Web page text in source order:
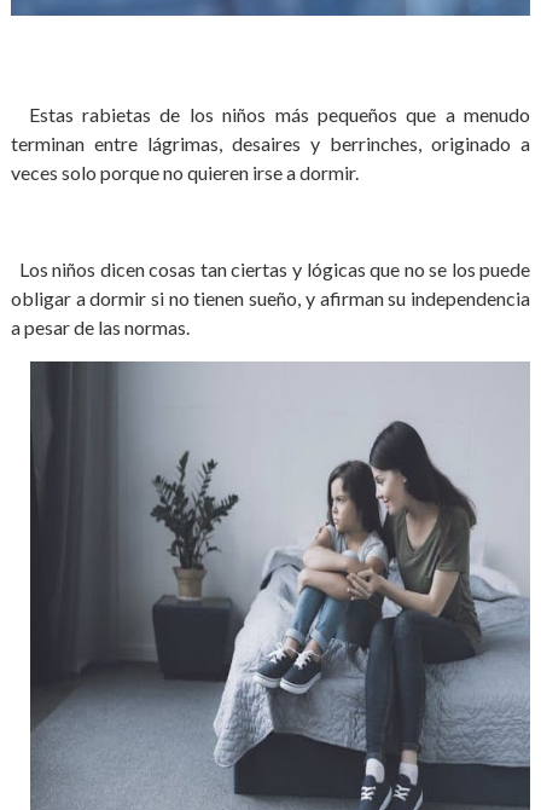
Estas rabietas de los niños más pequeños que a menudo
terminan entre lágrimas, desaires y berrinches, originado a
veces solo porque no quieren irse a dormir.
Los niños dicen cosas tan ciertas y lógicas que no se los puede
obligar a dormir si no tienen sueño, y afirman su independencia
a pesar de las normas.